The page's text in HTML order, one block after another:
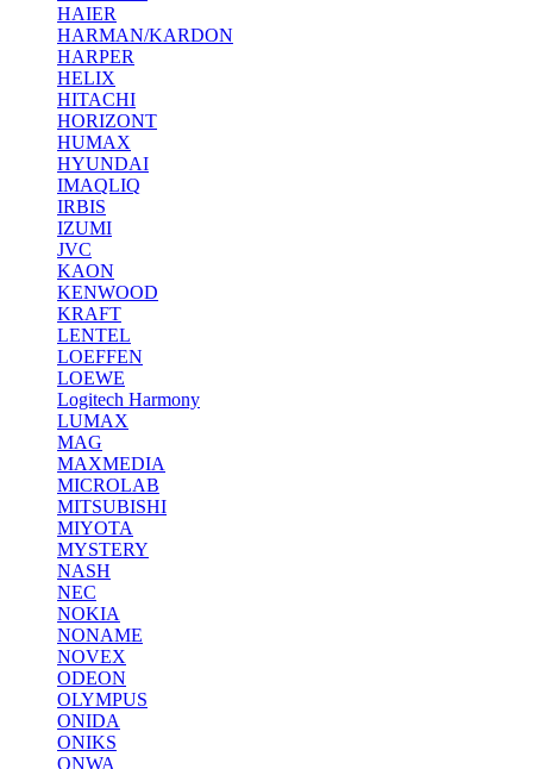
HAIER
HARMAN/KARDON
HARPER
HELIX
HITACHI
HORIZONT
HUMAX
HYUNDAI
IMAQLIQ
IRBIS
IZUMI
JVC
KAON
KENWOOD
KRAFT
LENTEL
LOEFFEN
LOEWE
Logitech Harmony
LUMAX
MAG
MAXMEDIA
MICROLAB
MITSUBISHI
MIYOTA
MYSTERY
NASH
NEC
NOKIA
NONAME
NOVEX
ODEON
OLYMPUS
ONIDA
ONIKS
ONWA